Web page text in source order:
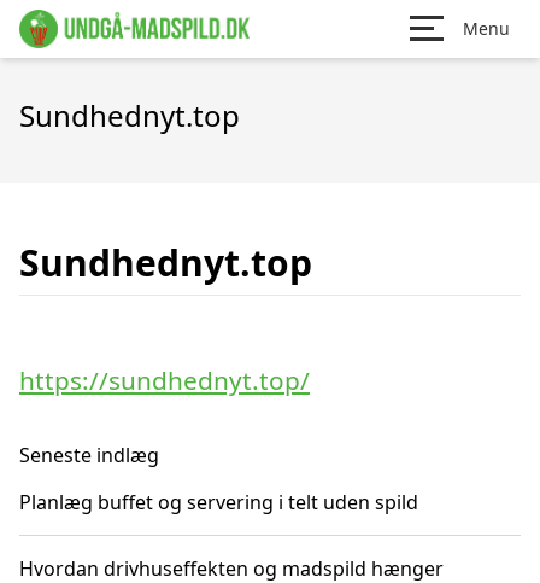
Menu
Sundhednyt.top
Sundhednyt.top
https://sundhednyt.top/
Seneste indlæg
Planlæg buffet og servering i telt uden spild
Hvordan drivhuseffekten og madspild hænger